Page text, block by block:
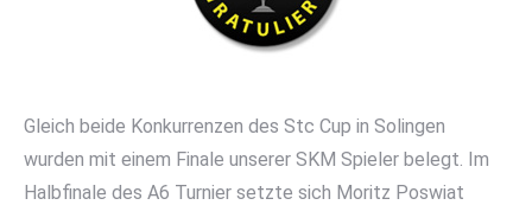
Gleich beide Konkurrenzen des Stc Cup in Solingen
wurden mit einem Finale unserer SKM Spieler belegt. Im
Halbfinale des A6 Turnier setzte sich Moritz Poswiat